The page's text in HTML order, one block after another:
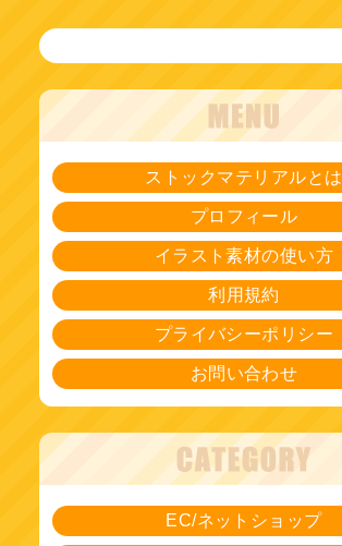
ストックマテリアルとは
プロフィール
イラスト素材の使い方
利用規約
プライバシーポリシー
お問い合わせ
EC/ネットショップ